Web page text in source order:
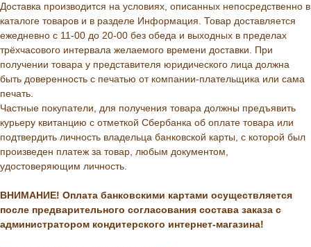
Доставка производится на условиях, описанных непосредственно в
каталоге товаров и в разделе Информация. Товар доставляется
ежедневно с 11-00 до 20-00 без обеда и выходных в пределах
трёхчасового интервала желаемого времени доставки. При
получении товара у представителя юридического лица должна
быть доверенность с печатью от компании-плательщика или сама
печать.
Частные покупатели, для получения товара должны предъявить
курьеру квитанцию с отметкой Сбербанка об оплате товара или
подтвердить личность владельца банковской карты, с которой был
произведен платеж за товар, любым документом,
удостоверяющим личность.
ВНИМАНИЕ! Оплата банковскими картами осуществляется
после предварительного согласования состава заказа с
администратором кондитерского интернет-магазина!